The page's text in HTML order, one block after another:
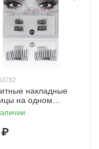
накладные
на одном
01# HudaBeauty
₽